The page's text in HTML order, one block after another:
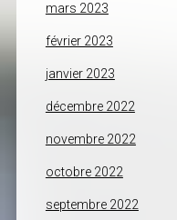
mars 2023
février 2023
janvier 2023
décembre 2022
novembre 2022
octobre 2022
septembre 2022